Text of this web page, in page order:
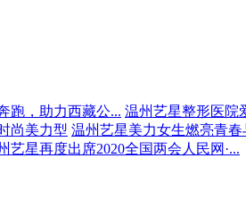
跑，助力西藏公... 温州艺星整形医院
尚美力型 温州艺星美力女生燃亮青春
艺星再度出席2020全国两会人民网·...